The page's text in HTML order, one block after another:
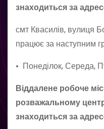
знаходиться за
смт Квасилів, вулиця
працює за наступним
• Понеділок, Середа,
Віддалене робоче
розважальному
знаходиться за